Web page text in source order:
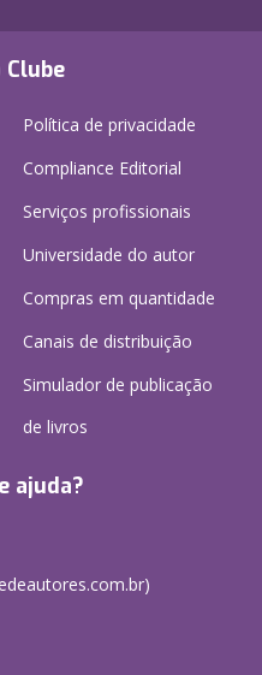
Clube
Política de privacidade
Compliance Editorial
Serviços profissionais
Universidade do autor
Compras em quantidade
Canais de distribuição
Simulador de publicação
de livros
ajuda?